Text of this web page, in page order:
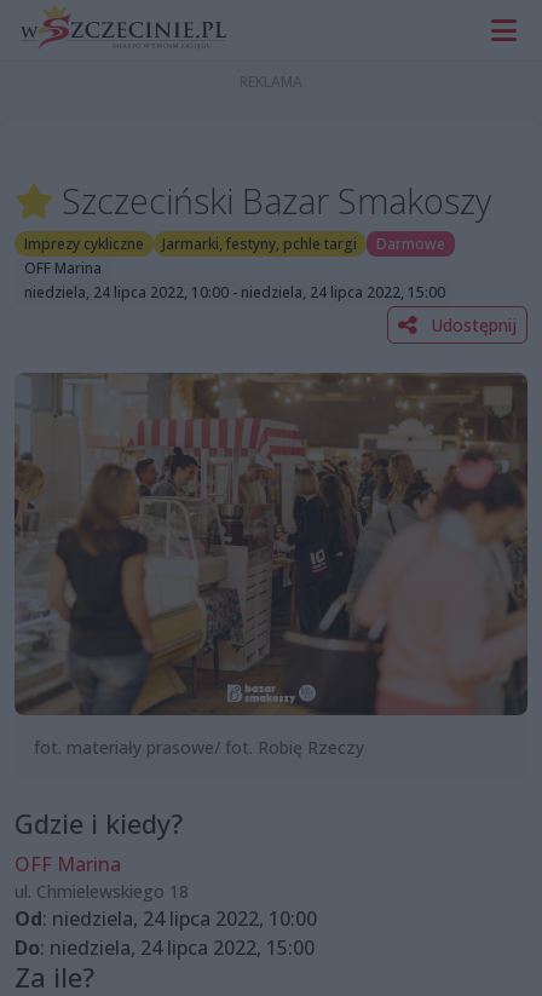
Szczeciński Bazar Smakoszy
Imprezy cykliczne Jarmarki, festyny, pchle targi
Darmowe
OFF Marina
niedziela, 24 lipca 2022, 10:00 - niedziela, 24 lipca 2022, 15:00
Udostępnij
fot. materiały prasowe/ fot. Robię Rzeczy
Gdzie i kiedy?
OFF Marina
ul. Chmielewskiego 18
Od: niedziela, 24 lipca 2022, 10:00
Do: niedziela, 24 lipca 2022, 15:00
Za ile?